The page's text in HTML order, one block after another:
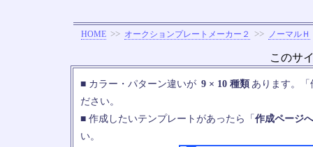
HOME >> オークションプレートメーカー２ >> ノーマルＨ
このサ
■ カラー・パターン違いが 9 × 10 種類 あります。
ださい。
■ 作成したいテンプレートがあったら「 作成ページ
い。